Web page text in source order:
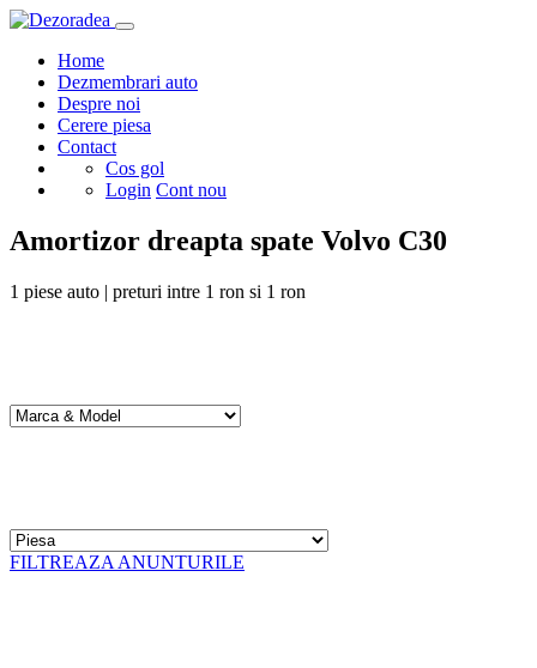
Home
Dezmembrari auto
Despre noi
Cerere piesa
Contact
Cos gol
Login Cont nou
Amortizor dreapta spate Volvo C30
1 piese auto | preturi intre 1 ron si 1 ron
FILTREAZA ANUNTURILE